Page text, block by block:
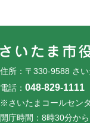
住所：〒330-9588 さ
電話： 048-829-1111
※さいたまコールセン
開庁時間：8時30分か